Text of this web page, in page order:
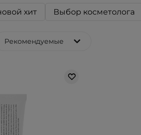
хит Выбор косметолога
Рекомендуемые